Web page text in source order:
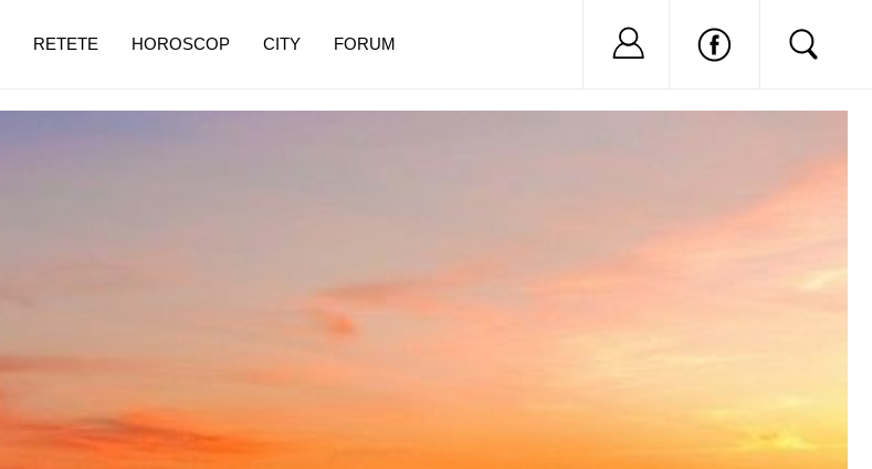
RETETE HOROSCOP CITY FORUM Nu ai cont?
de dureroasă este investigația